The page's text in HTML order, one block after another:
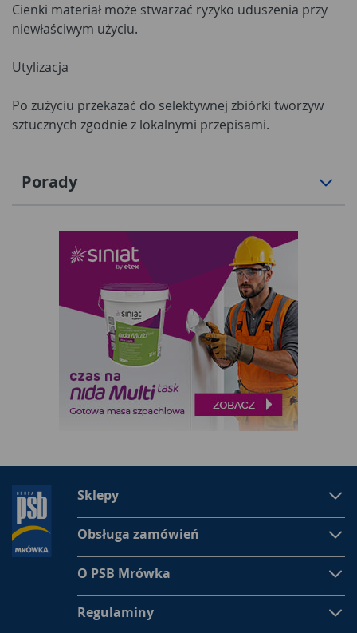
Cienki materiał może stwarzać ryzyko uduszenia przy
niewłaściwym użyciu.
Utylizacja
Po zużyciu przekazać do selektywnej zbiórki tworzyw
sztucznych zgodnie z lokalnymi przepisami.
Porady
Sklepy
Obsługa zamówień
O PSB Mrówka
Regulaminy